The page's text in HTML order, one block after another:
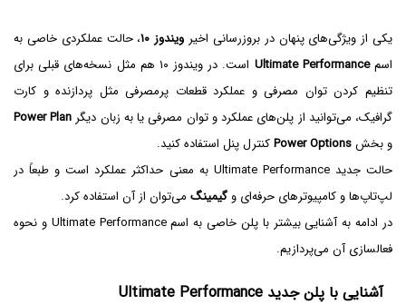
یکی از ویژگی‌های پنهان در بروزرسانی اخیر ویندوز ۱۰
، حالت عملکردی خاصی به
اسمUltimate Performance
است. در ویندوز ۱۰ هم مثل نسخه‌های قبلی برای
تنظیم کردن توان مصرفی و عملکرد قطعات پرمصرفی مثل پردازنده و کارت
گرافیک، می‌توانید از پلن‌های عملکرد و توان مصرفی یا به زبان دیگر Power Plan
و بخشPower Optionsکنترل پنل استفاده کنید.
حالت جدید Ultimate Performance به معنی حداکثر عملکرد است و طبعاً در
لپ‌تاپ‌ها و کامپیوترهای حرفه‌ای وگیمینگ می‌توان از آن استفاده کرد.
در ادامه به آشنایی بیشتر با پلن خاصی به اسم Ultimate Performance و نحوه
فعالسازی آن می‌پردازیم.
آشنایی با پلن جدید Ultimate Performance